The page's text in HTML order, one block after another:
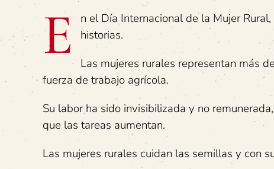
E
n el Día Internacional de la Mujer
historias.
Las mujeres rurales representan más
fuerza de trabajo agrícola.
Su labor ha sido invisibilizada y no
que las tareas aumentan.
Las mujeres rurales cuidan las semillas y con